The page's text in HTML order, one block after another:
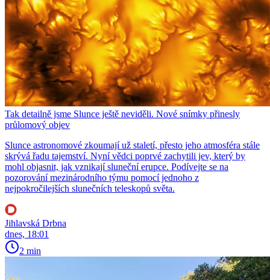
Tak detailně jsme Slunce ještě neviděli. Nové snímky přinesly
průlomový objev
Slunce astronomové zkoumají už staletí, přesto jeho atmosféra stále
skrývá řadu tajemství. Nyní vědci poprvé zachytili jev, který by
mohl objasnit, jak vznikají sluneční erupce. Podívejte se na
pozorování mezinárodního týmu pomocí jednoho z
nejpokročilejších slunečních teleskopů světa.
Jihlavská Drbna
dnes, 18:01
2 min